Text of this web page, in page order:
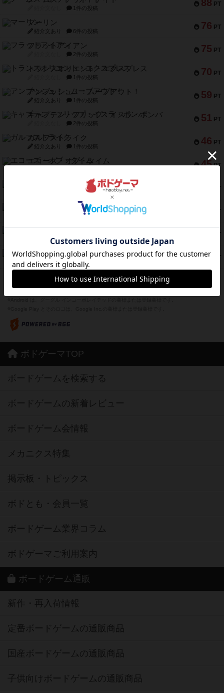
88 PT
1件の投稿
76 PT
マーリン
紹介文あり 6件の投稿
75 PT
フラットアイアン
2件の投稿
70 PT
トランスオリエント・エクスプレス
1件の投稿
59 PT
アンブッシュ！：ムーブアウト！
紹介文あり 1件の投稿
51 PT
キャプテン・フリップ：イスラ・ボンバ
2件の投稿
46 PT
ガルフストライク
紹介文あり 1件の投稿
45 PT
エコーズ・オブ・タイム
PT
12件の投稿
PT
1件の投稿
PT
Bitter End ブタペスト救出作戦
紹介文なし 1件の投稿
42 PT
ドコジャン
紹介文あり 10件の投稿
※Apple、Apple のロゴ は、米国および他の国々で登録されたApple Inc.の商標です。
ボドゲーマTOP
ボードゲームを検索する
ボードゲームの新着レビュー
ボードゲーム会情報
メカニクス特集
掲示板・トピックス
ボドとも・会員一覧
ボードゲーム業界コラム
ボドゲーマご利用案内
ボードゲーム通販
新作・再入荷情報
定番ボードゲームの通販商品
国産ボードゲームの通販商品
子供向けボードゲームの通販商品